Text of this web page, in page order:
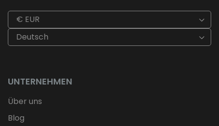
€ EUR
Deutsch
UNTERNEHMEN
Über uns
Blog